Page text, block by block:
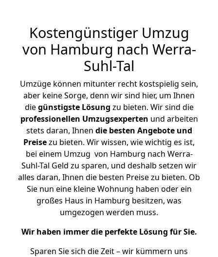
Kostengünstiger Umzug
von Hamburg nach Werra-
Suhl-Tal
Umzüge können mitunter recht kostspielig sein,
aber keine Sorge, denn wir sind hier, um Ihnen
diegünstigste Lösung zu bieten. Wir sind die
professionellen Umzugsexperten und arbeiten
stets daran, Ihnen die besten Angebote und
Preisezu bieten. Wir wissen, wie wichtig es ist,
bei einem Umzug von Hamburg nach Werra-
Suhl-Tal Geld zu sparen, und deshalb setzen wir
alles daran, Ihnen die besten Preise zu bieten. Ob
Sie nun eine kleine Wohnung haben oder ein
großes Haus in Hamburg besitzen, was
umgezogen werden muss.
Wir haben immer die perfekte Lösung für Sie.
Sparen Sie sich die Zeit – wir kümmern uns